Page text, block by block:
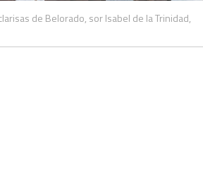
de Belorado, sor Isabel de la Trinidad,